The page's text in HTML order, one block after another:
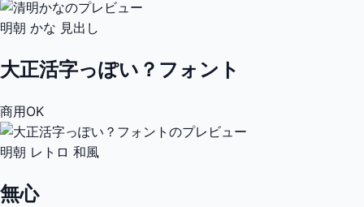
明朝 かな 見出し
大正活字っぽい？フォント
商用OK
明朝 レトロ 和風
無心